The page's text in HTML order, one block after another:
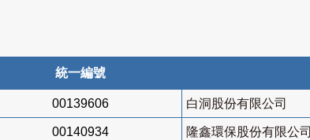
統一編號
00139606 白洞股份有限公司
00140934 隆鑫環保股份有限公司